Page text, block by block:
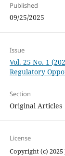
Published
09/25/2025
Issue
Vol. 25 No. 1
Regulatory
Section
Original Articles
License
Copyright (c)